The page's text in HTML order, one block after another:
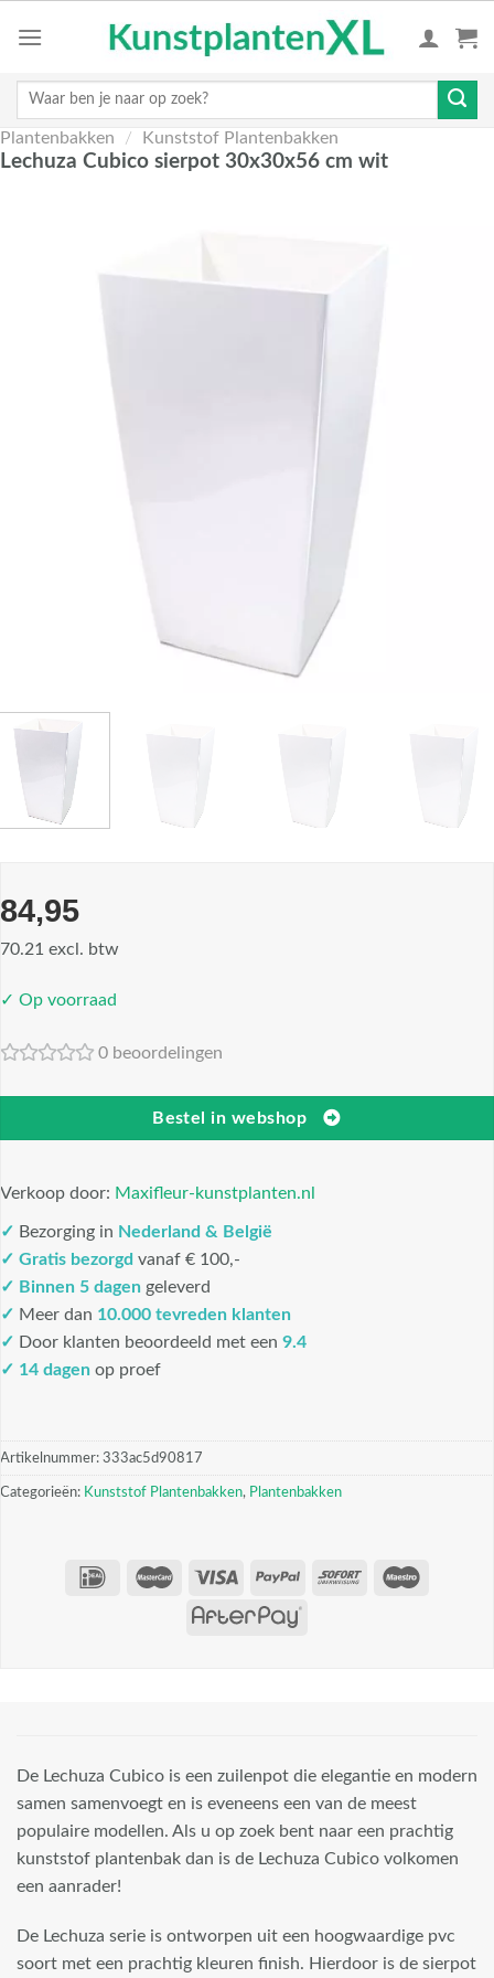
Zoeken
Plantenbakken / Kunststof Plantenbakken
Lechuza Cubico sierpot 30x30x56 cm wit
84,95
70.21 excl. btw
✓ Op voorraad
0 beoordelingen
Bestel in webshop
Verkoop door: Maxifleur-kunstplanten.nl
✓ Bezorging in Nederland & België
✓ Gratis bezorgd vanaf € 100,-
✓ Binnen 5 dagen geleverd
✓ Meer dan 10.000 tevreden klanten
✓ Door klanten beoordeeld met een 9.4
✓ 14 dagen op proef
Artikelnummer: 333ac5d90817
Categorieën: Kunststof Plantenbakken, Plantenbakken
De Lechuza Cubico is een zuilenpot die elegantie en modern
samen samenvoegt en is eveneens een van de meest
populaire modellen. Als u op zoek bent naar een prachtig
kunststof plantenbak dan is de Lechuza Cubico volkomen
een aanrader!
De Lechuza serie is ontworpen uit een hoogwaardige pvc
soort met een prachtig kleuren finish. Hierdoor is de sierpot